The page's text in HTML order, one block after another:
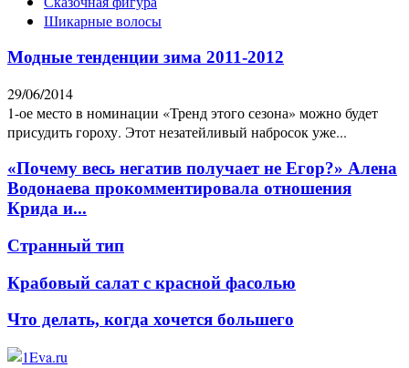
Шикарные волосы
Модные тенденции зима 2011-2012
29/06/2014
1-ое место в номинации «Тренд этого сезона» можно будет
присудить гороху. Этот незатейливый набросок уже...
«Почему весь негатив получает не Егор?» Алена
Водонаева прокомментировала отношения
Крида и...
Странный тип
Крабовый салат с красной фасолью
Что делать, когда хочется большего